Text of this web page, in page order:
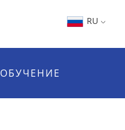
RU
ОБУЧЕНИЕ